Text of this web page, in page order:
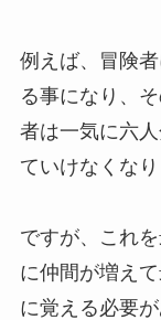
例えば、冒険
る事になり、
者は一気に六
ていけなくなり
ですが、これ
に仲間が増え
に覚える必要